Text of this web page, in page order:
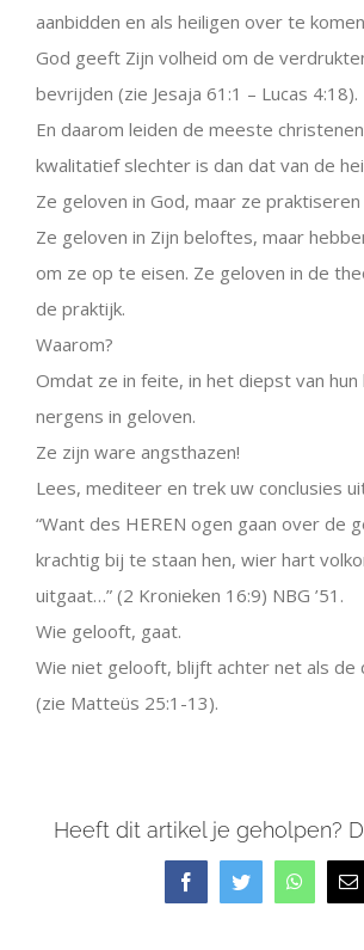
aanbidden en als heiligen over te
God geeft Zijn volheid om de
bevrijden (zie Jesaja 61:1 – Lucas 4:18).
En daarom leiden de meeste
kwalitatief slechter is dan dat van de
Ze geloven in God, maar ze
Ze geloven in Zijn beloftes, maar
om ze op te eisen. Ze geloven in de
de praktijk.
Waarom?
Omdat ze in feite, in het diepst van hun
nergens in geloven.
Ze zijn ware angsthazen!
Lees, mediteer en trek uw conclusies
“Want des HEREN ogen gaan over de
krachtig bij te staan hen, wier hart
uitgaat…” (2 Kronieken 16:9) NBG ’51.
Wie gelooft, gaat.
Wie niet gelooft, blijft achter net als de
(zie Matteüs 25:1-13).
Heeft dit artikel je geholpen?
FacebookTwitterWhatsApp
E-